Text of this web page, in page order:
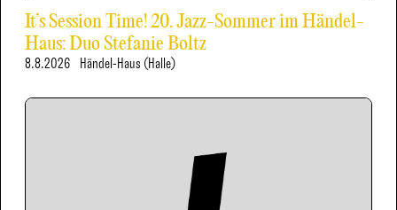
It’s Session Time! 20. Jazz-Sommer im Händel-
Haus: Duo Stefanie Boltz
8.8.2026 Händel-Haus (Halle)